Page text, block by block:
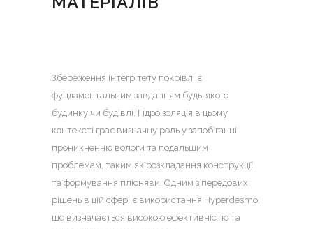
Збереження інтегрітету покрівлі є
фундаментальним завданням будь-якого
будинку чи будівлі. Гідроізоляція в цьому
контексті грає визначну роль у запобіганні
проникненню вологи та подальшим
проблемам, таким як розкладання конструкції
та формування плісняви. Одним з передових
рішень в цій сфері є використання Hyperdesmo,
що визначається високою ефективністю та